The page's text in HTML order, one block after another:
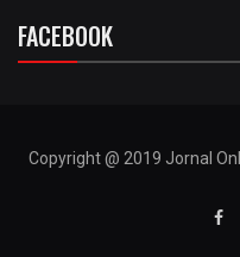
FACEBOOK
Copyright @ 2019 Jornal